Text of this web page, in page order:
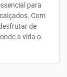
para
Com
de
a vida o